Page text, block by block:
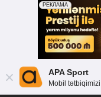
APA Sport
Mobil